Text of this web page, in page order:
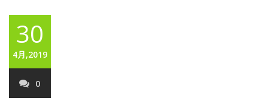
30
4月,2019
0